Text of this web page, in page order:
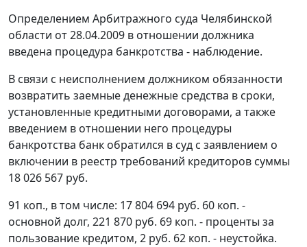
Определением Арбитражного суда Челябинской
области от 28.04.2009 в отношении должника
введена процедура банкротства - наблюдение.
В связи с неисполнением должником обязанности
возвратить заемные денежные средства в сроки,
установленные кредитными договорами, а также
введением в отношении него процедуры
банкротства банк обратился в суд с заявлением о
включении в реестр требований кредиторов суммы
18 026 567 руб.
91 коп., в том числе: 17 804 694 руб. 60 коп. -
основной долг, 221 870 руб. 69 коп. - проценты за
пользование кредитом, 2 руб. 62 коп. - неустойка.